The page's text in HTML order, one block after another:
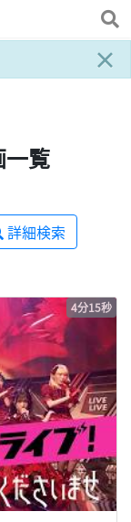
×
一覧
詳細検索
4分15秒